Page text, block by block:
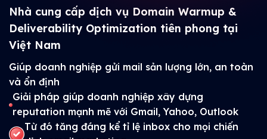
Nhà cung cấp dịch vụ Domain Warmup &
Deliverability Optimization tiên phong tại
Việt Nam
Giúp doanh nghiệp gửi mail sản lượng lớn, an toàn
và ổn định
Giải pháp giúp doanh nghiệp xây dựng
reputation mạnh mẽ với Gmail, Yahoo, Outlook
Từ đó tăng đáng kể tỉ lệ inbox cho mọi chiến